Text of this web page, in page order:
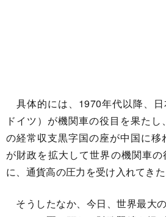
具体的には、1970年代以降、
ドイツ）が機関車の役目を果た
の経常収支黒字国の座が中国に移
が財政を拡大して世界の機関車
に、通貨高の圧力を受け入れてきた
そうしたなか、今日、世界最大